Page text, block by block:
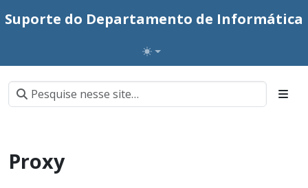
Suporte do Departamento de Informática
Proxy